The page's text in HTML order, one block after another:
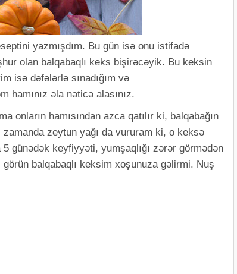
yazmışdım. Bu gün isə onu istifadə
olan balqabaqlı keks bişirəcəyik. Bu keksin
isə dəfələrlə sınadığım və
əla nəticə alasınız.
onların hamısından azca qatılır ki, balqabağın
zeytun yağı da vururam ki, o keksə
günədək keyfiyyəti, yumşaqlığı zərər görmədən
balqabaqlı keksim xoşunuza gəlirmi. Nuş